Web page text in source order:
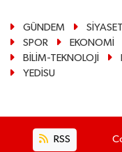
GÜNDEM SİYASET
SPOR
EKONOMİ
BİLİM-TEKNOLOJİ
YEDİSU
RSS